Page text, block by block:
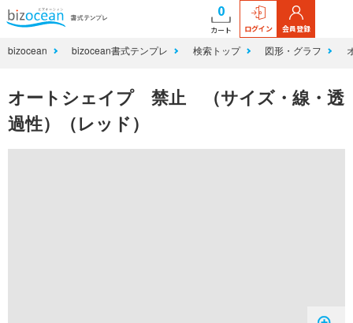
0
カート ログイン 会員登録
bizocean bizocean書式テンプレ 検索トップ 図形・グラフ
オートシェイプ 禁止 （サイズ・線・透
過性）（レッド）